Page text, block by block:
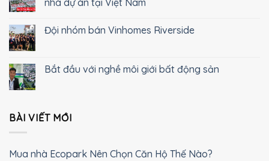
Đội nhóm bán Vinhomes Riverside
Bắt đầu với nghề môi giới bất động sản
BÀI VIẾT MỚI
Mua nhà Ecopark Nên Chọn Căn Hộ Thế Nào?